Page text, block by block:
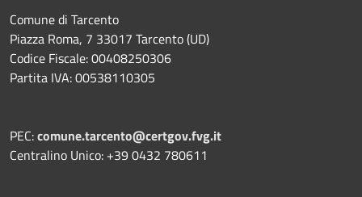
Comune di Tarcento
Piazza Roma, 7 33017 Tarcento (UD)
Codice Fiscale: 00408250306
Partita IVA: 00538110305
PEC:comune.tarcento@certgov.fvg.it
Centralino Unico: +39 0432 780611